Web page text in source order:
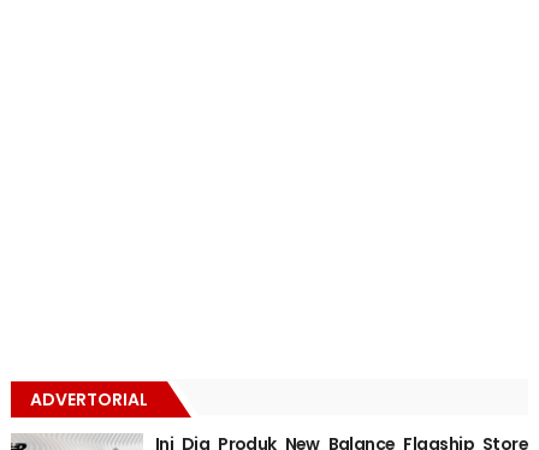
ADVERTORIAL
Ini Dia Produk New Balance Flagship Store